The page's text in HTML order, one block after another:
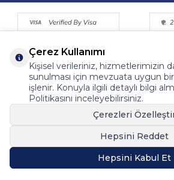
©2015 - 2025 Tüm Hakkı Saklıdır.
Dijital Pazarlama Partneri |
Çerez Kullanımı
Kişisel verileriniz, hizmetlerimizin
sunulması için mevzuata uygun
işlenir. Konuyla ilgili detaylı bilgi
Politikasını inceleyebilirsiniz.
Çerezleri
Hepsini Reddet
Hepsini Kabul Et